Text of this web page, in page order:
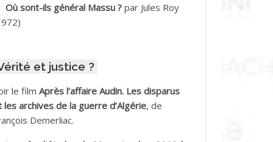
Vve AIT SAADA
Mohamed Akli
Où sont-ils général Massu ? par Jules Roy
et justice ?
le film Après l’affaire Audin. Les disparus
les archives de la guerre d’Algérie, de
Demerliac.